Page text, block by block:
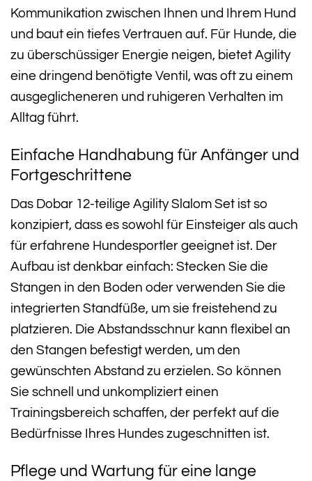
Kommunikation zwischen Ihnen und Ihrem Hund
und baut ein tiefes Vertrauen auf. Für Hunde, die
zu überschüssiger Energie neigen, bietet Agility
eine dringend benötigte Ventil, was oft zu einem
ausgeglicheneren und ruhigeren Verhalten im
Alltag führt.
Einfache Handhabung für Anfänger und
Fortgeschrittene
Das Dobar 12-teilige Agility Slalom Set ist so
konzipiert, dass es sowohl für Einsteiger als auch
für erfahrene Hundesportler geeignet ist. Der
Aufbau ist denkbar einfach: Stecken Sie die
Stangen in den Boden oder verwenden Sie die
integrierten Standfüße, um sie freistehend zu
platzieren. Die Abstandsschnur kann flexibel an
den Stangen befestigt werden, um den
gewünschten Abstand zu erzielen. So können
Sie schnell und unkompliziert einen
Trainingsbereich schaffen, der perfekt auf die
Bedürfnisse Ihres Hundes zugeschnitten ist.
Pflege und Wartung für eine lange